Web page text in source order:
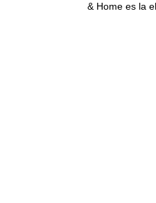
& Home es la